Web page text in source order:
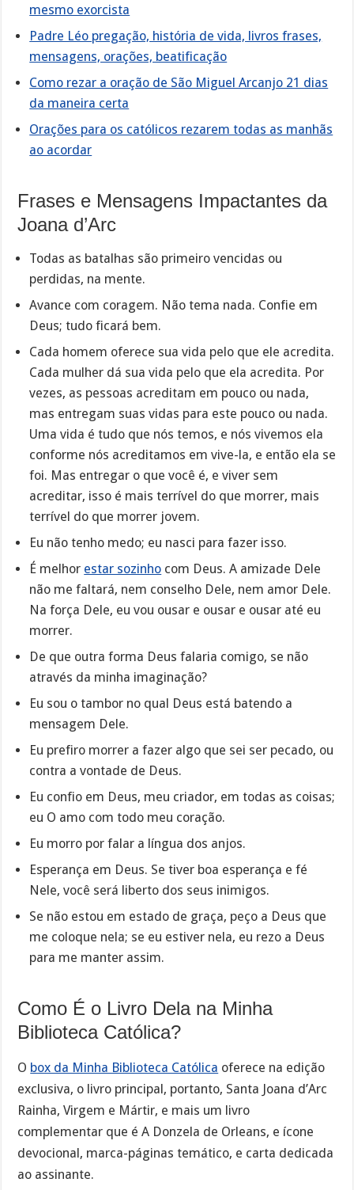
mesmo exorcista
Padre Léo pregação, história de vida, livros frases,
mensagens, orações, beatificação
Como rezar a oração de São Miguel Arcanjo 21 dias
da maneira certa
Orações para os católicos rezarem todas as manhãs
ao acordar
Frases e Mensagens Impactantes da
Joana d’Arc
Todas as batalhas são primeiro vencidas ou
perdidas, na mente.
Avance com coragem. Não tema nada. Confie em
Deus; tudo ficará bem.
Cada homem oferece sua vida pelo que ele acredita.
Cada mulher dá sua vida pelo que ela acredita. Por
vezes, as pessoas acreditam em pouco ou nada,
mas entregam suas vidas para este pouco ou nada.
Uma vida é tudo que nós temos, e nós vivemos ela
conforme nós acreditamos em vive-la, e então ela se
foi. Mas entregar o que você é, e viver sem
acreditar, isso é mais terrível do que morrer, mais
terrível do que morrer jovem.
Eu não tenho medo; eu nasci para fazer isso.
É melhor estar sozinho com Deus. A amizade Dele
não me faltará, nem conselho Dele, nem amor Dele.
Na força Dele, eu vou ousar e ousar e ousar até eu
morrer.
De que outra forma Deus falaria comigo, se não
através da minha imaginação?
Eu sou o tambor no qual Deus está batendo a
mensagem Dele.
Eu prefiro morrer a fazer algo que sei ser pecado, ou
contra a vontade de Deus.
Eu confio em Deus, meu criador, em todas as coisas;
eu O amo com todo meu coração.
Eu morro por falar a língua dos anjos.
Esperança em Deus. Se tiver boa esperança e fé
Nele, você será liberto dos seus inimigos.
Se não estou em estado de graça, peço a Deus que
me coloque nela; se eu estiver nela, eu rezo a Deus
para me manter assim.
Como É o Livro Dela na Minha
Biblioteca Católica?
O box da Minha Biblioteca Católica oferece na edição
exclusiva, o livro principal, portanto, Santa Joana d’Arc
Rainha, Virgem e Mártir, e mais um livro
complementar que é A Donzela de Orleans, e ícone
devocional, marca-páginas temático, e carta dedicada
ao assinante.